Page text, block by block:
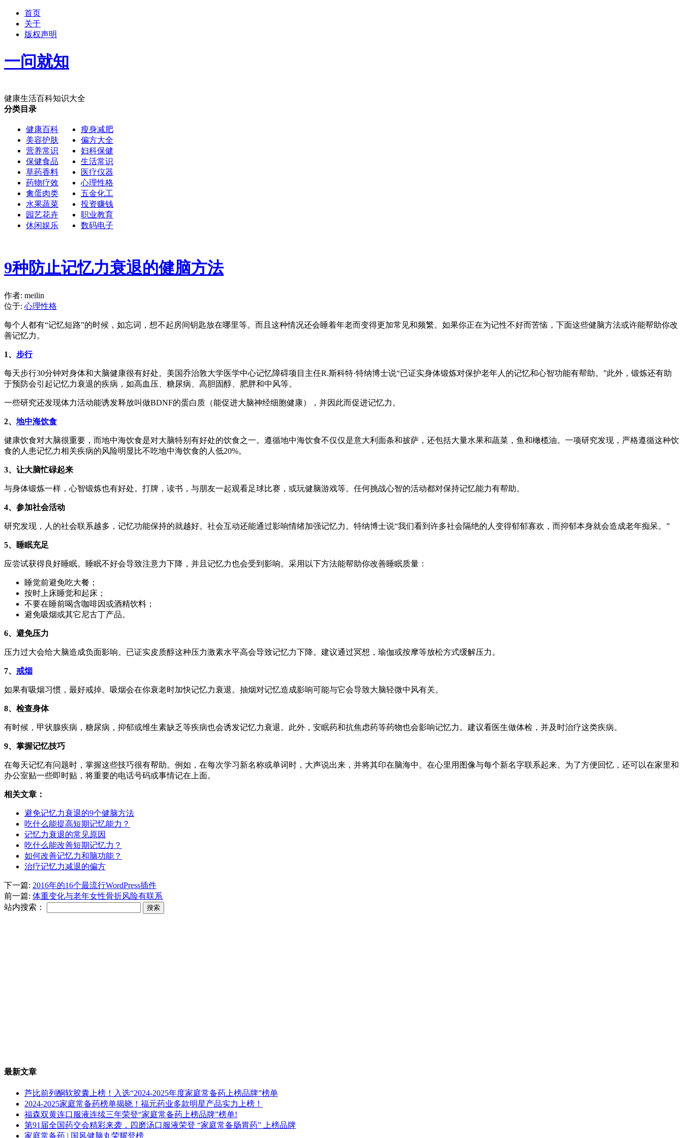
首页
关于
版权声明
一问就知
健康生活百科知识大全
分类目录
健康百科
美容护肤
营养常识
保健食品
草药香料
药物疗效
禽蛋肉类
水果蔬菜
园艺花卉
休闲娱乐
瘦身减肥
偏方大全
妇科保健
生活常识
医疗仪器
心理性格
五金化工
投资赚钱
职业教育
数码电子
9种防止记忆力衰退的健脑方法
作者: meilin
位于: 心理性格
每个人都有“记忆短路”的时候，如忘词，想不起房间钥匙放在哪里等。而且这种情况还会睡着年老而变得更加常见和频繁。如果你正在为记性不好而苦恼，下面这些健脑方法或许能帮助你改
善记忆力。
1、 步行
每天步行30分钟对身体和大脑健康很有好处。美国乔治敦大学医学中心记忆障碍项目主任R.斯科特·特纳博士说“已证实身体锻炼对保护老年人的记忆和心智功能有帮助。”此外，锻炼还有助
于预防会引起记忆力衰退的疾病，如高血压、糖尿病、高胆固醇、肥胖和中风等。
一些研究还发现体力活动能诱发释放叫做BDNF的蛋白质（能促进大脑神经细胞健康），并因此而促进记忆力。
2、 地中海饮食
健康饮食对大脑很重要，而地中海饮食是对大脑特别有好处的饮食之一。遵循地中海饮食不仅仅是意大利面条和披萨，还包括大量水果和蔬菜，鱼和橄榄油。一项研究发现，严格遵循这种饮
食的人患记忆力相关疾病的风险明显比不吃地中海饮食的人低20%。
3、让大脑忙碌起来
与身体锻炼一样，心智锻炼也有好处。打牌，读书，与朋友一起观看足球比赛，或玩健脑游戏等。任何挑战心智的活动都对保持记忆能力有帮助。
4、参加社会活动
研究发现，人的社会联系越多，记忆功能保持的就越好。社会互动还能通过影响情绪加强记忆力。特纳博士说“我们看到许多社会隔绝的人变得郁郁寡欢，而抑郁本身就会造成老年痴呆。”
5、睡眠充足
应尝试获得良好睡眠。睡眠不好会导致注意力下降，并且记忆力也会受到影响。采用以下方法能帮助你改善睡眠质量：
睡觉前避免吃大餐；
按时上床睡觉和起床；
不要在睡前喝含咖啡因或酒精饮料；
避免吸烟或其它尼古丁产品。
6、避免压力
压力过大会给大脑造成负面影响。已证实皮质醇这种压力激素水平高会导致记忆力下降。建议通过冥想，瑜伽或按摩等放松方式缓解压力。
7、 戒烟
如果有吸烟习惯，最好戒掉。吸烟会在你衰老时加快记忆力衰退。抽烟对记忆造成影响可能与它会导致大脑轻微中风有关。
8、检查身体
有时候，甲状腺疾病，糖尿病，抑郁或维生素缺乏等疾病也会诱发记忆力衰退。此外，安眠药和抗焦虑药等药物也会影响记忆力。建议看医生做体检，并及时治疗这类疾病。
9、掌握记忆技巧
在每天记忆有问题时，掌握这些技巧很有帮助。例如，在每次学习新名称或单词时，大声说出来，并将其印在脑海中。在心里用图像与每个新名字联系起来。为了方便回忆，还可以在家里和
办公室贴一些即时贴，将重要的电话号码或事情记在上面。
相关文章：
避免记忆力衰退的9个健脑方法
吃什么能提高短期记忆能力？
记忆力衰退的常见原因
吃什么能改善短期记忆力？
如何改善记忆力和脑功能？
治疗记忆力减退的偏方
下一篇: 2016年的16个最流行WordPress插件
前一篇: 体重变化与老年女性骨折风险有联系
站内搜索：
最新文章
芦比前列酮软胶囊上榜！入选“2024-2025年度家庭常备药上榜品牌”榜单
2024-2025家庭常备药榜单揭晓！福元药业多款明星产品实力上榜！
福森双黄连口服液连续三年荣登“家庭常备药上榜品牌”榜单!
第91届全国药交会精彩来袭，四磨汤口服液荣登 “家庭常备肠胃药” 上榜品牌
家庭常备药 | 国风健脑丸荣耀登榜